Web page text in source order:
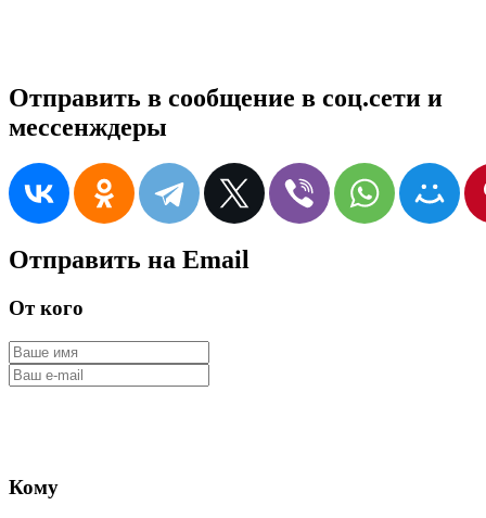
Отправить в сообщение в соц.сети и
мессенждеры
Отправить на Email
От кого
Кому